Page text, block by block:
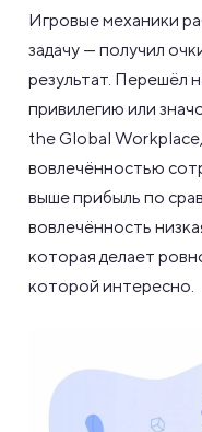
Игровые механики
задачу — получил
результат. Перешёл
привилегию или
the Global
вовлечённостью
выше прибыль по
вовлечённость
которая делает
которой интересно.